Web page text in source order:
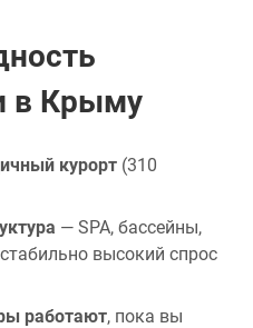
в Крыму
курорт (310
— SPA, бассейны,
высокий спрос
работают, пока вы